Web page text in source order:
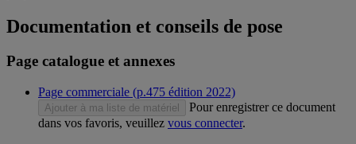
Documentation et conseils de pose
Page catalogue et annexes
Page commerciale (p.475 édition 2022)
Ajouter à ma liste de matériel
Pour enregistrer ce document
dans vos favoris, veuillez vous connecter.